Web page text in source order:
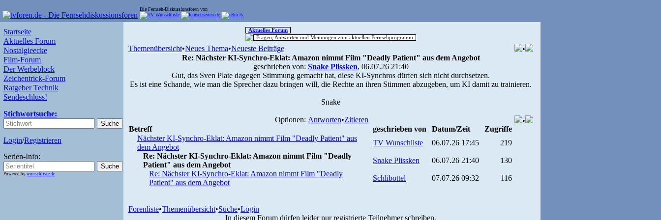
Die Fernseh-Diskussionsforen von
Startseite
Aktuelles Forum
Nostalgieecke
Film-Forum
Der Werbeblock
Zeichentrick-Forum
Ratgeber Technik
Sendeschluss!
Stichwortsuche:
Login/Registrieren
Serien-Info:
Powered by wunschliste.de
Aktuelles Forum
Fragen, Antworten und Meinungen zum aktuellen Fernsehprogramm
Themenübersicht•Neues Thema•Neueste Beiträge
•
Re: Nächster KI-Synchro-Eklat: Amazon nimmt Film "Deadly Patient" aus dem Angebot
geschrieben von: Snake Plissken, 06.07.26 21:40
Gut, das Sven Plate dagegen Stimmung gemacht hat, diese KI-Synchros dürfen sich nicht durchsetzen.
Es ist eine Schande, wie man die Sprecher dazu bringen will, die Rechte an ihren Stimmen abzugeben, um KI damit zu trainieren.
Snake
•
Optionen: Antworten•Zitieren
Betreff
geschrieben von Datum/Zeit
Zugriffe
Nächster KI-Synchro-Eklat: Amazon nimmt Film "Deadly Patient" aus
dem Angebot
TV Wunschliste 06.07.26 17:45
219
Re: Nächster KI-Synchro-Eklat: Amazon nimmt Film "Deadly
Patient" aus dem Angebot
Snake Plissken 06.07.26 21:40
130
Re: Nächster KI-Synchro-Eklat: Amazon nimmt Film "Deadly
Patient" aus dem Angebot
Schlibottel 07.07.26 09:32 116
Forenliste•Themenübersicht•Suche•Login
In diesem Forum dürfen leider nur registrierte Teilnehmer schreiben.